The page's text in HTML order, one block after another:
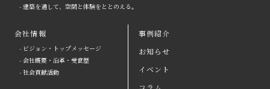
八光建設の強み
arrow
よくある質問
- 建築を通して、空間と体験をととのえる。
会社情報
- ビジョン・トップメッセージ
- 会社概要・沿革・受賞歴
- 社会貢献活動
事例紹介
お知らせ
イベント
コラム